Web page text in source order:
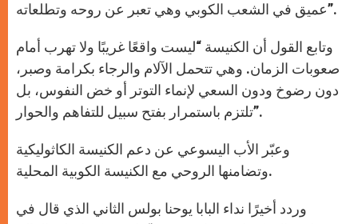
عميق في الشعب الكوبي وهي تعبر عن روحه وتطلعاته”.
وتابع القول أن الكنيسة “ليست واقعًا غريبًا ولا تهرب أمام
صعوبات الزمان. وهي تتحمل الآلام والرجاء بكرامة وصبر،
دون رضوخ ودون السعي لإنماء التوتر أو خض النفوس، بل
تلتزم باستمرار بفتح سبيل للتفاهم والحوار”.
وعبّر الأب اليسوعي عن دعم الكنيسة الكاثوليكية
وتضامنها الروحي مع الكنيسة الكوبية المحلية.
وردد أخيرًا نداء البابا يوحنا بولس الثاني الذي قال في